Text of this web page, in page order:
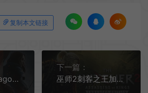
复制本文链接
龙之信条2(Dragon's Dogma 2)开放世界角色扮演游戏|单机|中文|RPG|免费下载
下一篇：
巫师2刺客之王加强版(The Witcher 2)开放世界动作RPG游戏|下载